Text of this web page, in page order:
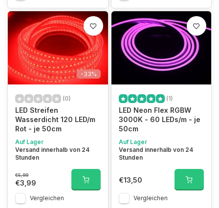
-33%
(0)
LED Streifen
Wasserdicht 120 LED/m
Rot - je 50cm
Auf Lager
Versand innerhalb von 24
Stunden
€5,99
€3,99
Vergleichen
(1)
LED Neon Flex RGBW
3000K - 60 LEDs/m - je
50cm
Auf Lager
Versand innerhalb von 24
Stunden
€13,50
Vergleichen